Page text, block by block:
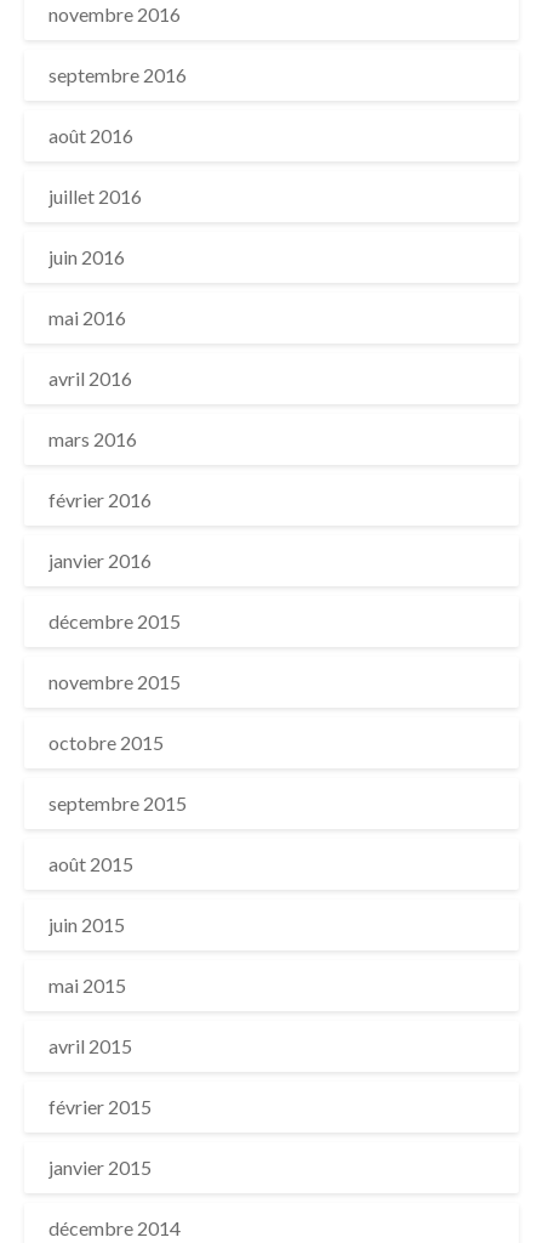
novembre 2016
septembre 2016
août 2016
juillet 2016
juin 2016
mai 2016
avril 2016
mars 2016
février 2016
janvier 2016
décembre 2015
novembre 2015
octobre 2015
septembre 2015
août 2015
juin 2015
mai 2015
avril 2015
février 2015
janvier 2015
décembre 2014